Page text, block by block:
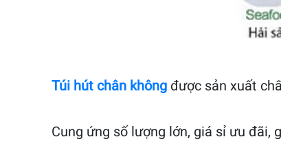
Túi hút chân khôngđược sản xuất
Cung ứng số lượng lớn, giá sỉ ưu đãi,